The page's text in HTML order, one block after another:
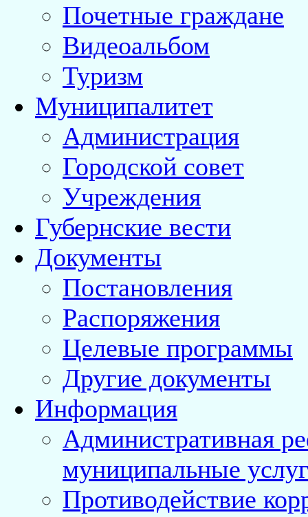
Почетные граждане
Видеоальбом
Туризм
Муниципалитет
Администрация
Городской совет
Учреждения
Губернские вести
Документы
Постановления
Распоряжения
Целевые программы
Другие документы
Информация
Административная
муниципальные
Противодействие